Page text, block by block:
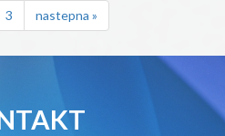
3 nastepna »nastepna